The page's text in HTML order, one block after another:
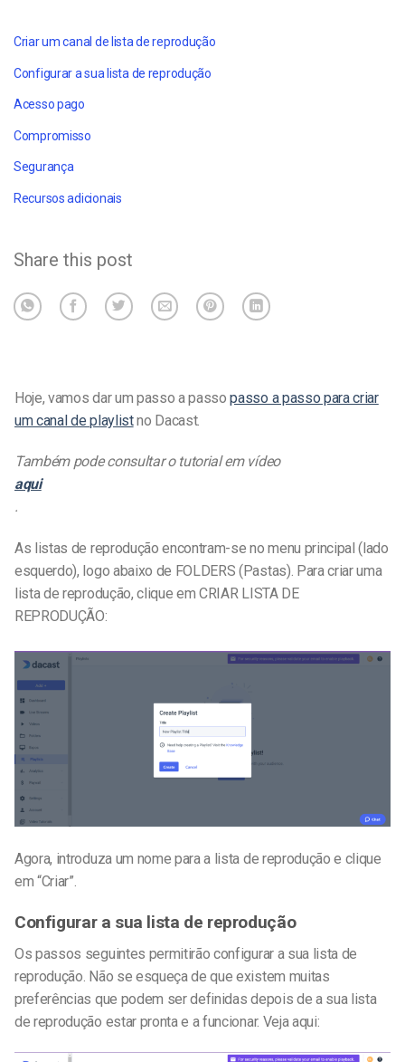
Criar um canal de lista de reprodução
Configurar a sua lista de reprodução
Acesso pago
Compromisso
Segurança
Recursos adicionais
Share this post
Hoje, vamos dar um passo a passopasso a passo para criar
um canal de playlistno Dacast.
Também pode consultar o tutorial em vídeo
aqui
.
As listas de reprodução encontram-se no menu principal (lado
esquerdo), logo abaixo de FOLDERS (Pastas). Para criar uma
lista de reprodução, clique em CRIAR LISTA DE
REPRODUÇÃO:
Agora, introduza um nome para a lista de reprodução e clique
em “Criar”.
Configurar a sua lista de reprodução
Os passos seguintes permitirão configurar a sua lista de
reprodução. Não se esqueça de que existem muitas
preferências que podem ser definidas depois de a sua lista
de reprodução estar pronta e a funcionar. Veja aqui: